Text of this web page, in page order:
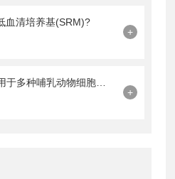
血清培养基(SRM)?
+
+